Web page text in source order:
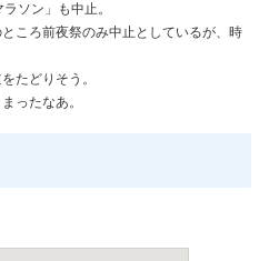
ソン」も中止。
ころ前夜祭のみ中止としているが、時
たどりそう。
ったなあ。